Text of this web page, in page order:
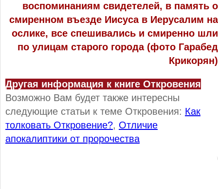
воспоминаниям свидетелей, в память о
смиренном въезде Иисуса в Иерусалим на
ослике, все спешивались и смиренно шли
по улицам старого города (фото Гарабед
Крикорян)
Другая информация к книге Откровения
Возможно Вам будет также интересны
следующие статьи к теме Откровения: Как
толковать Откровение?, Отличие
апокалиптики от пророчества